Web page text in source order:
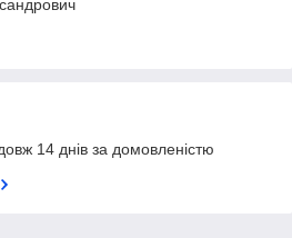
14 днів за домовленістю